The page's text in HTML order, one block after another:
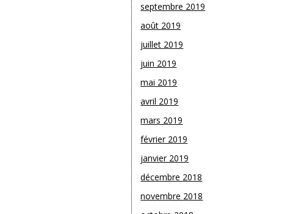
septembre 2019
août 2019
juillet 2019
juin 2019
mai 2019
avril 2019
mars 2019
février 2019
janvier 2019
décembre 2018
novembre 2018